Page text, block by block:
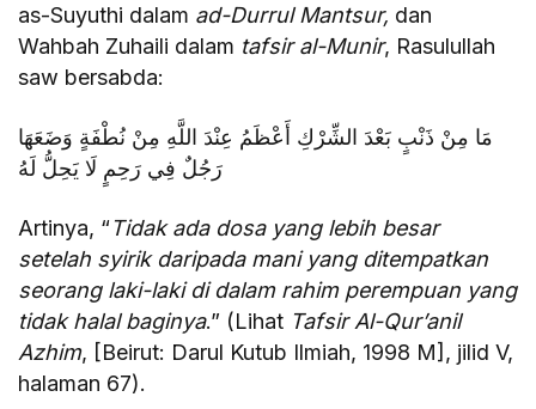
as-Suyuthi dalam ad-Durrul Mantsur, dan
Wahbah Zuhaili dalam tafsir al-Munir, Rasulullah
saw bersabda:
مَا مِنْ ذَنْبٍ بَعْدَ الشِّرْكِ أَعْظَمُ عِنْدَ اللَّهِ مِنْ نُطْفَةٍ وَضَعَهَا
رَجُلٌ فِي رَحِمٍ لَا يَحِلُّ لَهُ
Artinya, “Tidak ada dosa yang lebih besar
setelah syirik daripada mani yang ditempatkan
seorang laki-laki di dalam rahim perempuan yang
tidak halal baginya.” (Lihat Tafsir Al-Qur’anil
Azhim, [Beirut: Darul Kutub Ilmiah, 1998 M], jilid V,
halaman 67).